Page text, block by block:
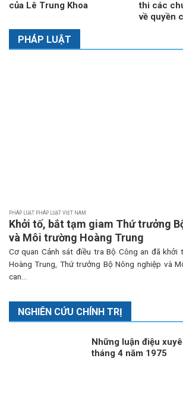
của Lê Trung Khoa
thi các
về quyền
PHÁP LUẬT
PHÁP LUẬT PHÁP LUẬT VIỆT NAM
Khởi tố, bắt tạm giam Thứ trưởng
và Môi trường Hoàng Trung
Cơ quan Cảnh sát điều tra Bộ Công an đã khởi
Hoàng Trung, Thứ trưởng Bộ Nông nghiệp và
can...
NGHIÊN CỨU CHÍNH TRỊ
Những luận điệu
tháng 4 năm 1975